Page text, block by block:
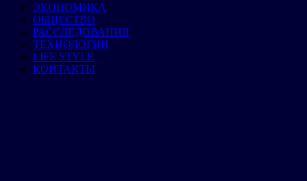
ЭКОНОМИКА
ОБЩЕСТВО
РАССЛЕДОВАНИЯ
ТЕХНОЛОГИИ
LIFE STYLE
КОНТАКТЫ